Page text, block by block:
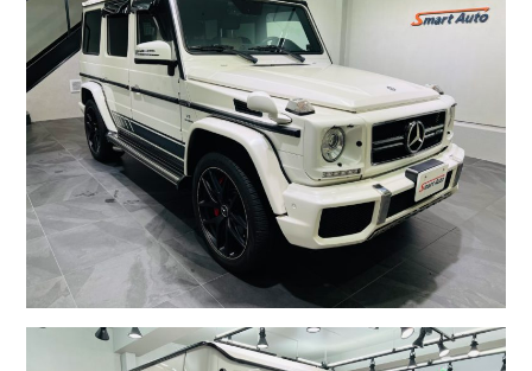
スマートオート（株式会社スマート・カーサービス
輸入車買取販売事業）
〒136-0074 東京都江東区東砂7-10-14
TEL : 03-6666-2544
MAIL : info@smart-auto.co.jp
スマートオート（株式会社スマート・カーサービス
輸入車買取販売事業）
〒136-0074 東京都江東区東砂7-10-14
TEL : 03-6666-2544
MAIL :info@smart-auto.co.jp
コーポレートサイト
プロテクションフィルム専門店
株式会社スマート・カーサービス